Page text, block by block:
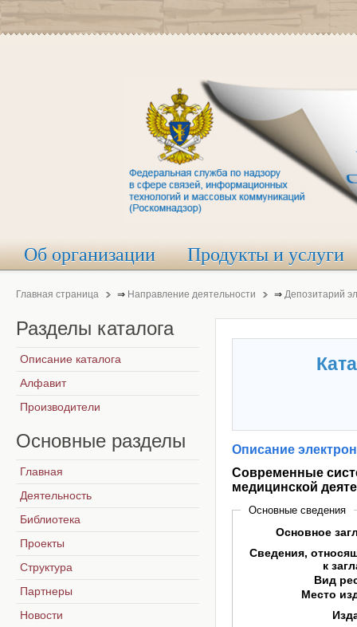
Об организации Продукты и услуги
Главная страница ⇒ Направление деятельности ⇒ Депозитарий
Описание
Современные
медицинской
Основные сведения
Основное
Сведения,
к
Вид
Место
Разделы каталога
Описание каталога
Алфавит
Производители
Основные разделы
Главная
Деятельность
Библиотека
Проекты
Структура
Партнеры
Новости